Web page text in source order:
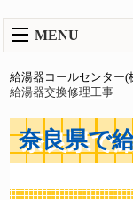
MENU
給湯器コールセンター(
給湯器交換修理工事
奈良県で